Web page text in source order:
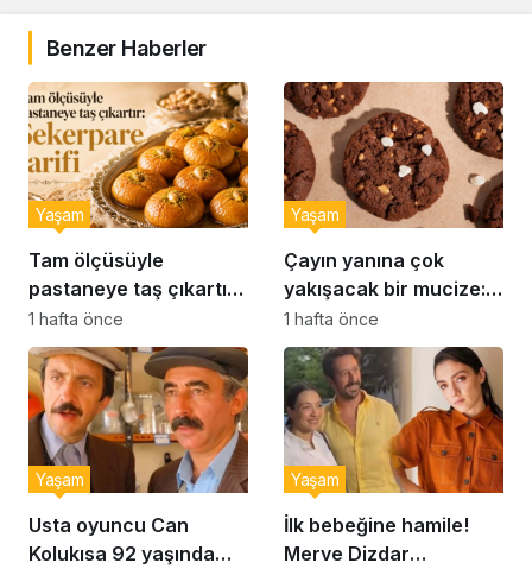
Benzer Haberler
Tam ölçüsüyle
pastaneye taş çıkartır:
Şekerpare tarifi
Yaşam
1 hafta önce
Çayın yanına çok
yakışacak bir mucize:
Brownie tadında ıslak
kurabiye tarifi…
Yaşam
1 hafta önce
Usta oyuncu Can
Kolukısa 92 yaşında
Yaşam
İlk bebeğine hamile!
Merve Dizdar
Yaşam